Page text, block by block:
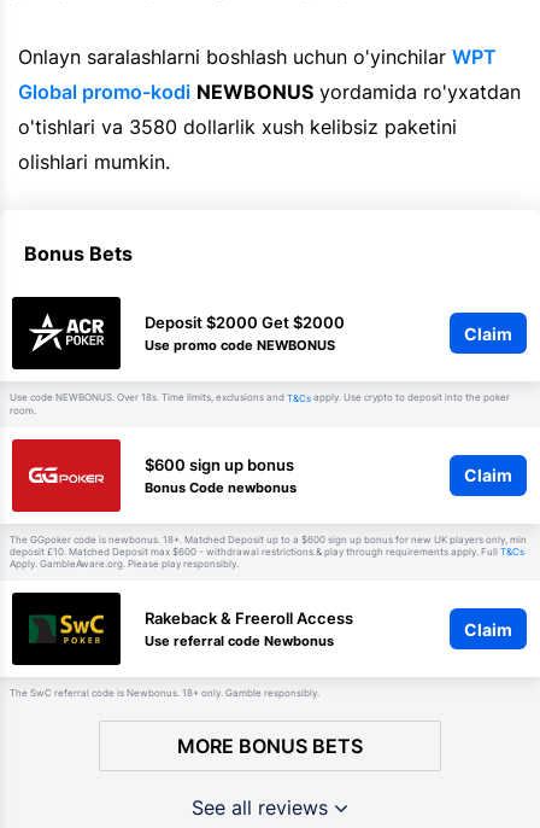
Onlayn saralashlarni boshlash uchun o'yinchilar WPT
Global promo-kodi NEWBONUS yordamida ro'yxatdan
o'tishlari va 3580 dollarlik xush kelibsiz paketini
olishlari mumkin.
Bonus Bets
Deposit $2000 Get $2000
Use promo code NEWBONUS
Claim
Use code NEWBONUS. Over 18s. Time limits, exclusions and T&Cs apply. Use crypto to deposit into the poker
room.
$600 sign up bonus
Bonus Code newbonus
Claim
The GGpoker code is newbonus. 18+. Matched Deposit up to a $600 sign up bonus for new UK players only, min
deposit £10. Matched Deposit max $600 - withdrawal restrictions & play through requirements apply. Full T&Cs
Apply. GambleAware.org. Please play responsibly.
Rakeback & Freeroll Access
Use referral code Newbonus
Claim
The SwC referral code is Newbonus. 18+ only. Gamble responsibly.
MORE BONUS BETS
See all reviews